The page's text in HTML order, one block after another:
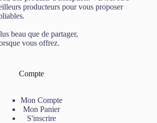
producteurs pour vous proposer
beau que de partager,
vous offrez.
Compte
Mon Compte
Mon Panier
S'inscrire